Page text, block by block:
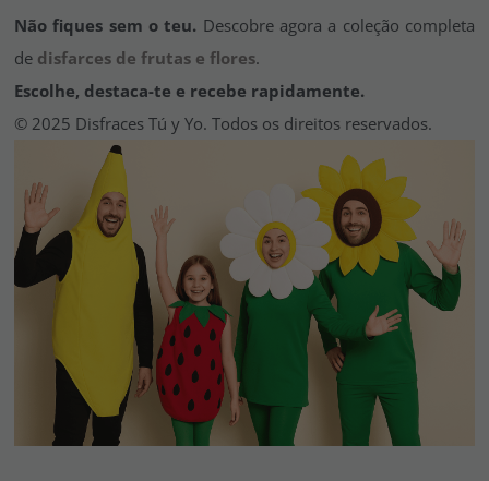
Não fiques sem o teu. Descobre agora a coleção completa
de disfarces de frutas e flores.
Escolhe, destaca-te e recebe rapidamente.
© 2025 Disfraces Tú y Yo. Todos os direitos reservados.